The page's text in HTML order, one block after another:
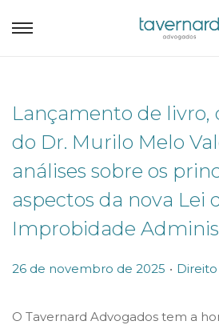
Lançamento de livro,
do Dr. Murilo Melo
análises sobre os
aspectos da nova Lei
Improbidade
P
s
26 de novembro de 2025 . P
s
O Tavernard Advogados tem a